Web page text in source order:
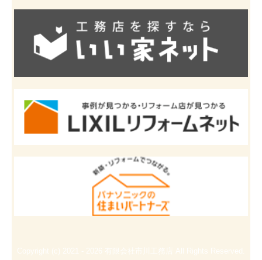
Copyright (c) 2021 - 2026 有限会社市川工務店 All Rights Reserved.